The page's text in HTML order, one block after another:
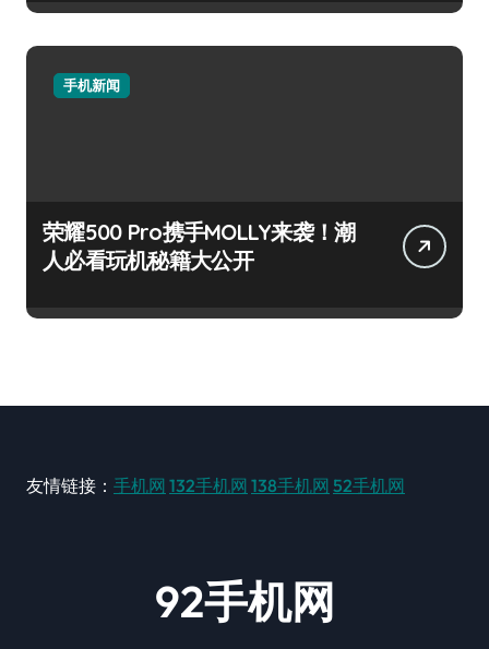
手机新闻
荣耀500 Pro携手MOLLY来袭！潮
人必看玩机秘籍大公开
友情链接： 手机网 132手机网 138手机网 52手机网
92手机网